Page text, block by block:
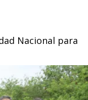
Nacional para